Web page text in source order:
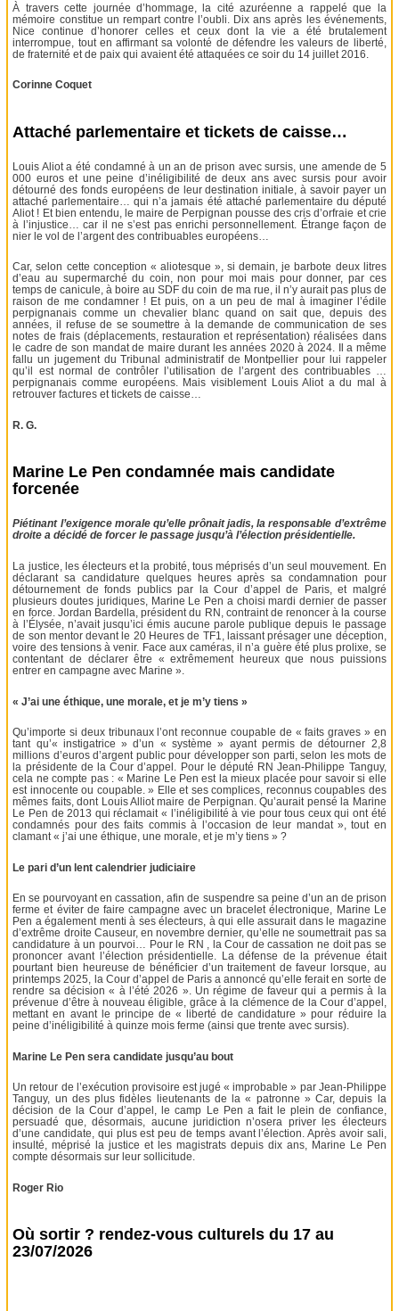
À travers cette journée d’hommage, la cité azuréenne a rappelé que la
mémoire constitue un rempart contre l’oubli. Dix ans après les événements,
Nice continue d’honorer celles et ceux dont la vie a été brutalement
interrompue, tout en affirmant sa volonté de défendre les valeurs de liberté,
de fraternité et de paix qui avaient été attaquées ce soir du 14 juillet 2016.
Corinne Coquet
Attaché parlementaire et tickets de caisse…
Louis Aliot a été condamné à un an de prison avec sursis, une amende de 5
000 euros et une peine d’inéligibilité de deux ans avec sursis pour avoir
détourné des fonds européens de leur destination initiale, à savoir payer un
attaché parlementaire… qui n’a jamais été attaché parlementaire du député
Aliot ! Et bien entendu, le maire de Perpignan pousse des cris d’orfraie et crie
à l’injustice… car il ne s’est pas enrichi personnellement. Étrange façon de
nier le vol de l’argent des contribuables européens…
Car, selon cette conception « aliotesque », si demain, je barbote deux litres
d’eau au supermarché du coin, non pour moi mais pour donner, par ces
temps de canicule, à boire au SDF du coin de ma rue, il n’y aurait pas plus de
raison de me condamner ! Et puis, on a un peu de mal à imaginer l’édile
perpignanais comme un chevalier blanc quand on sait que, depuis des
années, il refuse de se soumettre à la demande de communication de ses
notes de frais (déplacements, restauration et représentation) réalisées dans
le cadre de son mandat de maire durant les années 2020 à 2024. Il a même
fallu un jugement du Tribunal administratif de Montpellier pour lui rappeler
qu’il est normal de contrôler l’utilisation de l’argent des contribuables …
perpignanais comme européens. Mais visiblement Louis Aliot a du mal à
retrouver factures et tickets de caisse…
R. G.
Marine Le Pen condamnée mais candidate
forcenée
Piétinant l’exigence morale qu’elle prônait jadis, la responsable d’extrême
droite a décidé de forcer le passage jusqu’à l’élection présidentielle.
La justice, les électeurs et la probité, tous méprisés d’un seul mouvement. En
déclarant sa candidature quelques heures après sa condamnation pour
détournement de fonds publics par la Cour d’appel de Paris, et malgré
plusieurs doutes juridiques, Marine Le Pen a choisi mardi dernier de passer
en force. Jordan Bardella, président du RN, contraint de renoncer à la course
à l’Élysée, n’avait jusqu’ici émis aucune parole publique depuis le passage
de son mentor devant le 20 Heures de TF1, laissant présager une déception,
voire des tensions à venir. Face aux caméras, il n’a guère été plus prolixe, se
contentant de déclarer être « extrêmement heureux que nous puissions
entrer en campagne avec Marine ».
« J’ai une éthique, une morale, et je m’y tiens »
Qu’importe si deux tribunaux l’ont reconnue coupable de « faits graves » en
tant qu’« instigatrice » d’un « système » ayant permis de détourner 2,8
millions d’euros d’argent public pour développer son parti, selon les mots de
la présidente de la Cour d’appel. Pour le député RN Jean-Philippe Tanguy,
cela ne compte pas : « Marine Le Pen est la mieux placée pour savoir si elle
est innocente ou coupable. » Elle et ses complices, reconnus coupables des
mêmes faits, dont Louis Alliot maire de Perpignan. Qu’aurait pensé la Marine
Le Pen de 2013 qui réclamait « l’inéligibilité à vie pour tous ceux qui ont été
condamnés pour des faits commis à l’occasion de leur mandat », tout en
clamant « j’ai une éthique, une morale, et je m’y tiens » ?
Le pari d’un lent calendrier judiciaire
En se pourvoyant en cassation, afin de suspendre sa peine d’un an de prison
ferme et éviter de faire campagne avec un bracelet électronique, Marine Le
Pen a également menti à ses électeurs, à qui elle assurait dans le magazine
d’extrême droite Causeur, en novembre dernier, qu’elle ne soumettrait pas sa
candidature à un pourvoi… Pour le RN , la Cour de cassation ne doit pas se
prononcer avant l’élection présidentielle. La défense de la prévenue était
pourtant bien heureuse de bénéficier d’un traitement de faveur lorsque, au
printemps 2025, la Cour d’appel de Paris a annoncé qu’elle ferait en sorte de
rendre sa décision « à l’été 2026 ». Un régime de faveur qui a permis à la
prévenue d’être à nouveau éligible, grâce à la clémence de la Cour d’appel,
mettant en avant le principe de « liberté de candidature » pour réduire la
peine d’inéligibilité à quinze mois ferme (ainsi que trente avec sursis).
Marine Le Pen sera candidate jusqu’au bout
Un retour de l’exécution provisoire est jugé « improbable » par Jean-Philippe
Tanguy, un des plus fidèles lieutenants de la « patronne » Car, depuis la
décision de la Cour d’appel, le camp Le Pen a fait le plein de confiance,
persuadé que, désormais, aucune juridiction n’osera priver les électeurs
d’une candidate, qui plus est peu de temps avant l’élection. Après avoir sali,
insulté, méprisé la justice et les magistrats depuis dix ans, Marine Le Pen
compte désormais sur leur sollicitude.
Roger Rio
Où sortir ? rendez-vous culturels du 17 au
23/07/2026